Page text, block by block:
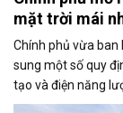
mặt trời mái
Chính phủ vừa
sung một số quy
tạo và điện năng
điện dư từ các hệ